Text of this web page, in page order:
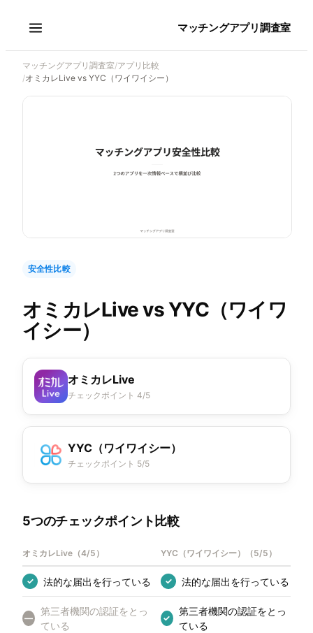
マッチングアプリ調査室
マッチングアプリ調査室/アプリ比較
/オミカレLive vs YYC（ワイワイシー）
安全性比較
オミカレLivevsYYC（ワイワ
イシー）
オミカレLive
チェックポイント 4/5
YYC（ワイワイシー）
チェックポイント 5/5
5つのチェックポイント比較
オミカレLive （4/5 ） YYC（ワイワイシー） （5/5 ）
✓ 法的な届出を行っている ✓ 法的な届出を行っている
—
第三者機関の認証をとっ
ている
✓
第三者機関の認証をとっ
ている